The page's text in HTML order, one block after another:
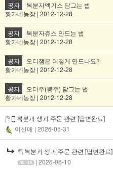
공지
복분자엑기스 담그는 법
황가네농장 | 2012-12-28
공지
복분자쥬스 만드는 법
황가네농장 | 2012-12-28
공지
오디잼은 어떻게 만드나요?
황가네농장 | 2012-12-28
공지
오디주(뽕주) 담그는 법
황가네농장 | 2012-12-28
복분과 생과 주문 관련 [답변완료]
이신애 | 2026-05-31
복분과 생과 주문 관련 [답변완료]
| 2026-06-10